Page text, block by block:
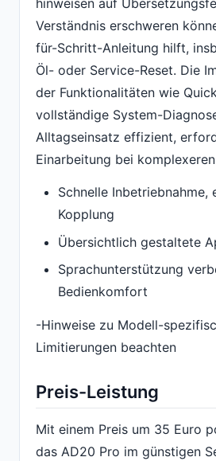
Verständnis erschweren
für-Schritt-Anleitung hilft,
Öl- oder Service-Reset. Die
der Funktionalitäten wie
vollständige System-
Alltagseinsatz effizient,
Einarbeitung bei
Schnelle Inbetriebnahme,
Kopplung
Übersichtlich gestaltete
Sprachunterstützung
Bedienkomfort
-Hinweise zu Modell-
Limitierungen beachten
Preis-Leistung
Mit einem Preis um 35 Euro
das AD20 Pro im günstigen